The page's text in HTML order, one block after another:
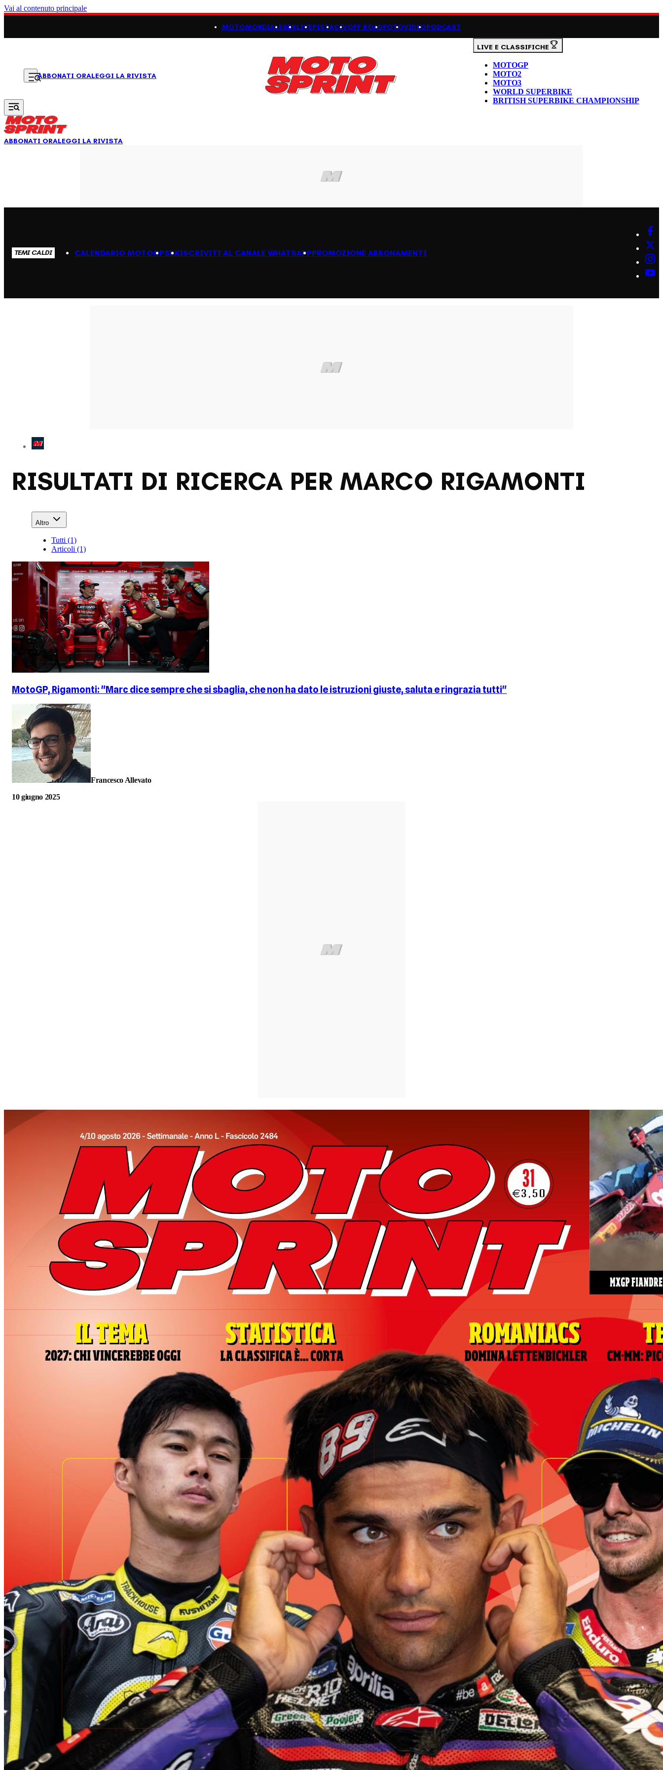
Vai al contenuto principale
MOTOMONDIALESBKLIVEPISTACIVOFF ROADFOTOVIDEOPODCAST
ABBONATI ORALEGGI LA RIVISTA
LIVE E CLASSIFICHE
MOTOGP
MOTO2
MOTO3
WORLD SUPERBIKE
BRITISH SUPERBIKE CHAMPIONSHIP
ABBONATI ORALEGGI LA RIVISTA
TEMI CALDI CALENDARIO MOTOGPSBKISCRIVITI AL CANALE WHATSAPPPROMOZIONE ABBONAMENTI
RISULTATI DI RICERCA PER MARCO RIGAMONTI
Altro
Tutti (1)
Articoli (1)
MotoGP, Rigamonti: "Marc dice sempre che si sbaglia, che non ha dato le istruzioni giuste, saluta e ringrazia tutti"
Francesco Allevato
10 giugno 2025